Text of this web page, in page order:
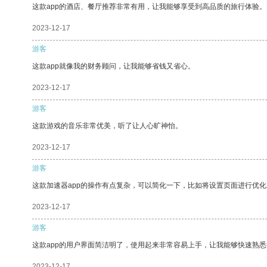
这款app的酒店、餐厅推荐非常有用，让我能够享受到高品质的旅行体验。
2023-12-17
游客
这款app就像我的财务顾问，让我能够省钱又省心。
2023-12-17
游客
这款游戏的音乐非常优美，听了让人心旷神怡。
2023-12-17
游客
这款加速器app的操作有点复杂，可以简化一下，比如将设置页面进行优化
2023-12-17
游客
这款app的用户界面简洁明了，使用起来非常容易上手，让我能够快速熟悉